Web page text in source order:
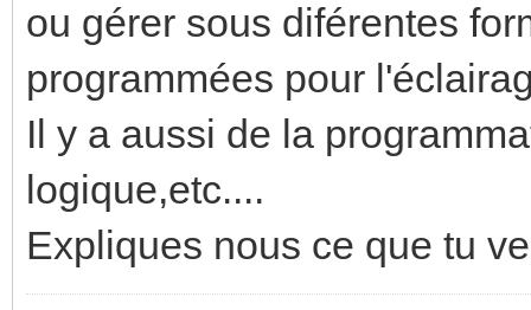
ou gérer sous diférentes
programmées pour
Il y a aussi de la
logique,etc....
Expliques nous ce que tu